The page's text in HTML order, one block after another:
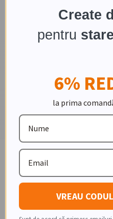
încât să te simți
Dr. Alex Ionașcu
Date structurate
Atribute clare și
evaluare rapidă de către
Create
pentru
6%
la prima
VREAU